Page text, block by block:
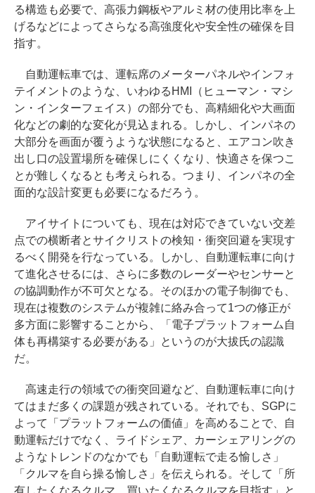
る構造も必要で、高張力鋼板やアルミ材の使用比率を上
げるなどによってさらなる高強度化や安全性の確保を目
指す。
自動運転車では、運転席のメーターパネルやインフォ
テイメントのような、いわゆるHMI（ヒューマン・マシ
ン・インターフェイス）の部分でも、高精細化や大画面
化などの劇的な変化が見込まれる。しかし、インパネの
大部分を画面が覆うような状態になると、エアコン吹き
出し口の設置場所を確保しにくくなり、快適さを保つこ
とが難しくなるとも考えられる。つまり、インパネの全
面的な設計変更も必要になるだろう。
アイサイトについても、現在は対応できていない交差
点での横断者とサイクリストの検知・衝突回避を実現す
るべく開発を行なっている。しかし、自動運転車に向け
て進化させるには、さらに多数のレーダーやセンサーと
の協調動作が不可欠となる。そのほかの電子制御でも、
現在は複数のシステムが複雑に絡み合って1つの修正が
多方面に影響することから、「電子プラットフォーム自
体も再構築する必要がある」というのが大拔氏の認識
だ。
高速走行の領域での衝突回避など、自動運転車に向け
てはまだ多くの課題が残されている。それでも、SGPに
よって「プラットフォームの価値」を高めることで、自
動運転だけでなく、ライドシェア、カーシェアリングの
ようなトレンドのなかでも「自動運転で走る愉しさ」
「クルマを自ら操る愉しさ」を伝えられる。そして「所